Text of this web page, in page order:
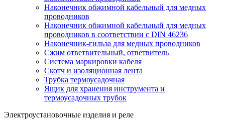
Наконечник обжимной кабельный для медных
проводников
Наконечник обжимной кабельный для медных
проводников в соответствии с DIN 46236
Наконечник-гильза для медных проводников
Сжим ответвительный, ответвитель
Система маркировки кабеля
Скотч и изоляционная лента
Трубка термоусадочная
Ящик для хранения инструмента и
термоусадочных трубок
Электроустановочные изделия и реле